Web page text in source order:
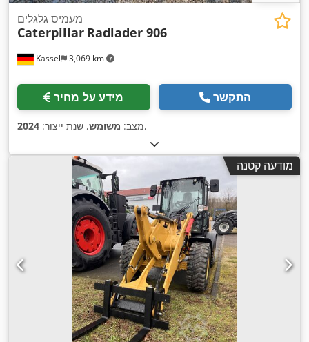
Kassel 3,069 km
מעמיס גלגלים
Caterpillar Radlader 906
מידע על מחיר התקשר
מצב: משומש, שנת ייצור: 2024 ,
מודעה קטנה